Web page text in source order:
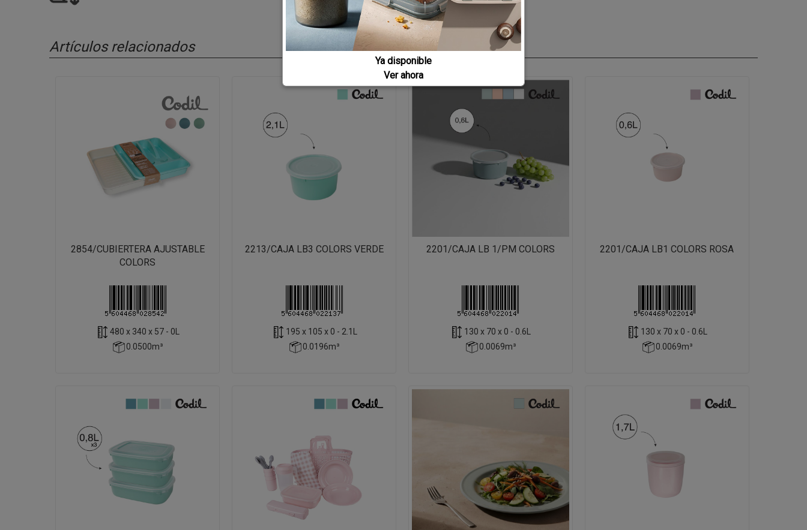
Artículos relacionados
2854/CUBIERTERA AJUSTABLE
COLORS
480 x 340 x 57 - 0L
0.0500m³
2213/CAJA LB3 COLORS VERDE
195 x 105 x 0 - 2.1L
0.0196m³
2201/CAJA LB 1/PM COLORS
130 x 70 x 0 - 0.6L
0.0069m³
2201/CAJA LB1 COLORS ROSA
130 x 70 x 0 - 0.6L
0.0069m³
Ya disponible
Ver ahora